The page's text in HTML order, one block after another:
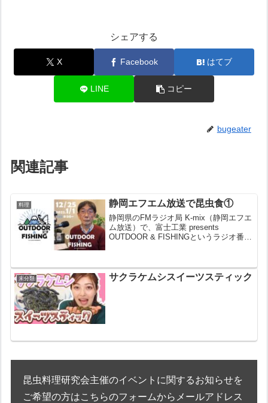
シェアする
X Facebook はてブ
LINE コピー
bugeater
関連記事
料理 静岡エフエム放送で昆虫食①
静岡県のFMラジオ局 K-mix（静岡エフエ
ム放送）で、富士工業 presents
OUTDOOR & FISHINGというラジオ番組
です。
未分類 サクラケムシスイーツスティック
昆虫料理研究会主催のイベントに関するお知らせを
ご希望の方はこちらのフォームからメールアドレス